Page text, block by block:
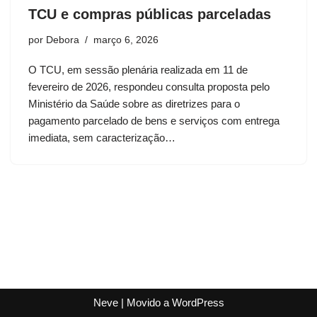
TCU e compras públicas parceladas
por Debora março 6, 2026
O TCU, em sessão plenária realizada em 11 de
fevereiro de 2026, respondeu consulta proposta pelo
Ministério da Saúde sobre as diretrizes para o
pagamento parcelado de bens e serviços com entrega
imediata, sem caracterização…
Neve| Movido a WordPress